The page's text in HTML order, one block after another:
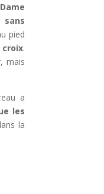
sans
pied
croix.
mais
a
les
la